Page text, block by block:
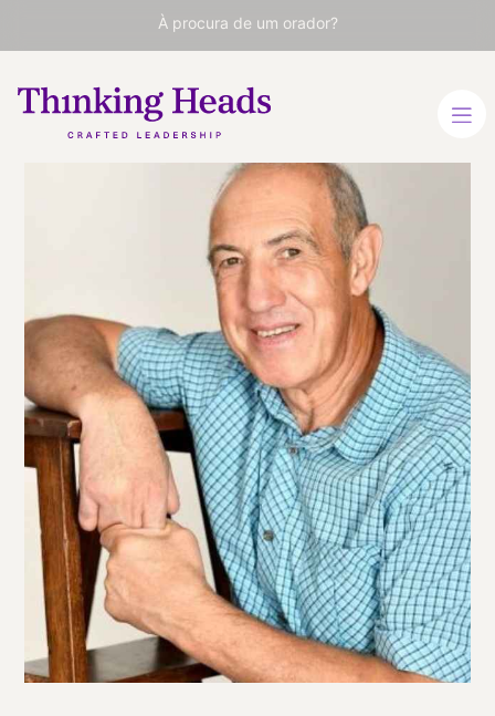
À procura de um orador?
Juanjo San
Sebastián
Um dos alpinistas mais
importantes dos anos 80 e
90. Membro de <i>Al Filo
de lo Imposible</i>.
Especialista em superação
e gestão de equipas.
No se encontraron
idiomas.
VER PERFIL
Viaja
desde
ESPAÑA
VIZCAYA